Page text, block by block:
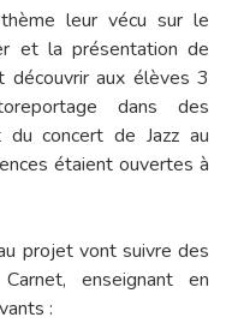
leur vécu sur le
et la présentation de
aux élèves 3
dans des
concert de Jazz au
étaient ouvertes à
projet vont suivre des
enseignant en
: